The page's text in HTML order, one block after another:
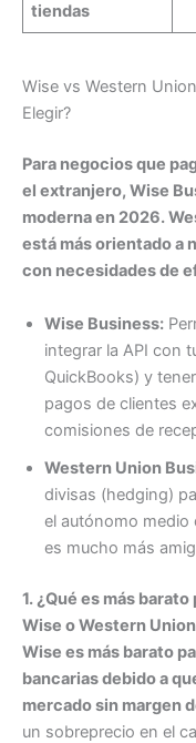
tiendas
Wise vs Western
Elegir?
Para negocios que
el extranjero, Wise
moderna en 2026.
está más orientado a
con necesidades de
Wise Business:
integrar la API con
QuickBooks) y
pagos de clientes
comisiones de
Western Union
divisas (hedging)
el autónomo medio
es mucho más
1. ¿Qué es más
Wise o Western
Wise es más barato
bancarias debido a
mercado sin margen
un sobreprecio en el